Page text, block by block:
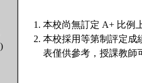
本校尚無訂定 A+ 比例
本校採用等第制評定成
表僅供參考，授課教師